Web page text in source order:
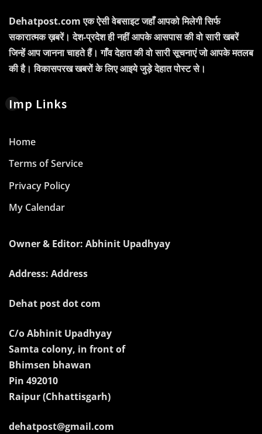
Dehatpost.com एक ऐसी वेबसाइट जहाँ आपको मिलेगी सिर्फ
सकारात्मक ख़बरें। देश-प्रदेश ही नहीं आपके आसपास की वो सारी खबरें
जिन्हें आप जानना चाहते हैं। गाँव देहात की वो सारी सूचनाएं जो आपके मतलब
की है। विकासपरख खबरों के लिए आइये जुड़े देहात पोस्ट से।
Imp Links
Home
Terms of Service
Privacy Policy
My Calendar
Owner & Editor: Abhinit Upadhyay
Address: Address
Dehat post dot com
C/o Abhinit Upadhyay
Samta colony, in front of
Bhimsen bhawan
Pin 492010
Raipur (Chhattisgarh)
dehatpost@gmail.com